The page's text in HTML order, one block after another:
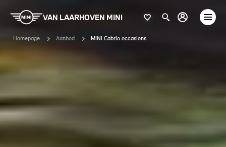
VAN LAARHOVEN MINI
Homepage Aanbod MINI Cabrio occasions